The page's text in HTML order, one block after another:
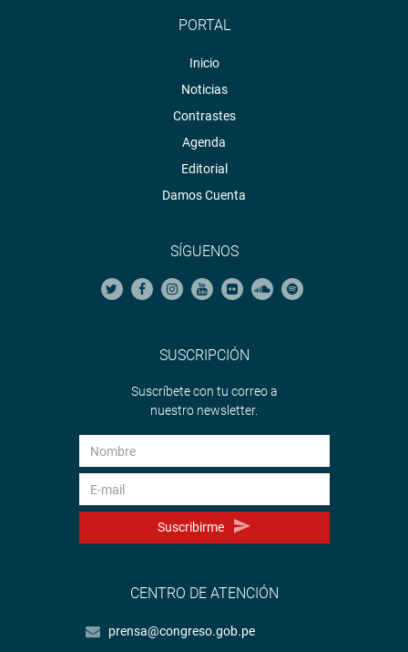
PORTAL
Inicio
Noticias
Contrastes
Agenda
Editorial
Damos Cuenta
SÍGUENOS
SUSCRIPCIÓN
Suscríbete con tu correo a
nuestro newsletter.
Suscribirme
CENTRO DE ATENCIÓN
prensa@congreso.gob.pe